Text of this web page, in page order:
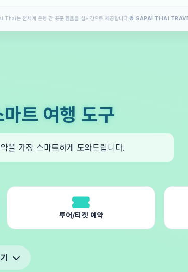
Thai는 전세계 은행 간 표준 환율을 실시간으로 제공합니다. © SAPAI THAI
트 여행 도구
을 가장 스마트하게 도와드립니다.
투어/티켓 예약